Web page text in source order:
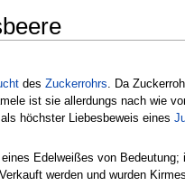
des Zuckerrohrs . Da
ist sie allerdungs nach wie
höchster Liebesbeweis eines
Edelweißes von Bedeutung;
Verkauft werden und wurden